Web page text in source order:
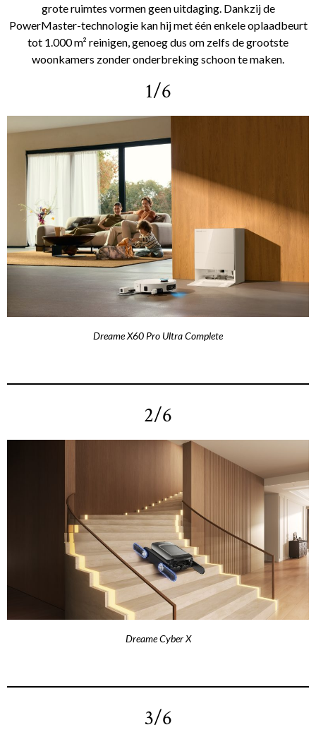
grote ruimtes vormen geen uitdaging. Dankzij de
PowerMaster-technologie kan hij met één enkele oplaadbeurt
tot 1.000 m² reinigen, genoeg dus om zelfs de grootste
woonkamers zonder onderbreking schoon te maken.
1/6
Dreame X60 Pro Ultra Complete
2/6
Dreame Cyber X
3/6